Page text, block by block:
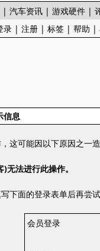
| 汽车资讯 | 游戏硬件 |
录 | 注册 | 标签 | 帮助 |
信息
这可能因以下原因之一
无法进行此操作。
下面的登录表单后再尝
会员登录